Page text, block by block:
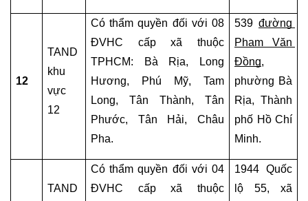
LUẬT
ĐÌNH
0909
160684
12
TAND
khu
vực
12
Có thẩm quyền đối với 08
ĐVHC cấp xã thuộc
TPHCM: Bà Rịa, Long
Hương, Phú Mỹ, Tam
Long, Tân Thành, Tân
Phước, Tân Hải, Châu
Pha.
539 đường
Phạm Văn
Đồng,
phường Bà
Rịa, Thành
phố Hồ Chí
Minh.
TAND
Có thẩm quyền đối với 04
ĐVHC cấp xã thuộc
1944 Quốc
lộ 55, xã